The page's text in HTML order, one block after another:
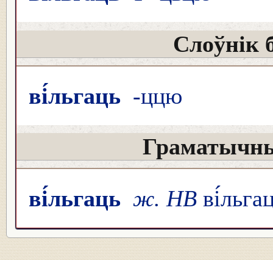
Слоўнік
ві́льгаць -ццю
ві́льгаць ж. НВ